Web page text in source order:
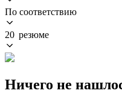
По соответствию
20 резюме
Ничего не